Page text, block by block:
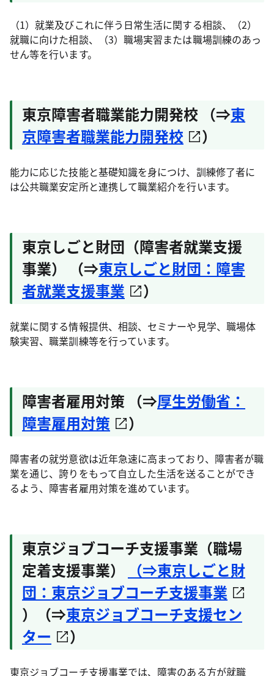
（1）就業及びこれに伴う日常生活に関する相談、（2）
就職に向けた相談、（3）職場実習または職場訓練のあっ
せん等を行います。
東京障害者職業能力開発校 （⇒東
京障害者職業能力開発校
）
能力に応じた技能と基礎知識を身につけ、訓練修了者に
は公共職業安定所と連携して職業紹介を行います。
東京しごと財団（障害者就業支援
事業） （⇒東京しごと財団：障害
者就業支援事業
）
就業に関する情報提供、相談、セミナーや見学、職場体
験実習、職業訓練等を行っています。
障害者雇用対策 （⇒厚生労働省：
障害雇用対策
）
障害者の就労意欲は近年急速に高まっており、障害者が職
業を通じ、誇りをもって自立した生活を送ることができ
るよう、障害者雇用対策を進めています。
東京ジョブコーチ支援事業（職場
定着支援事業）
（⇒東京しごと財
団：東京ジョブコーチ支援事業
）（⇒東京ジョブコーチ支援セン
ター
）
東京ジョブコーチ支援事業では、障害のある方が就職